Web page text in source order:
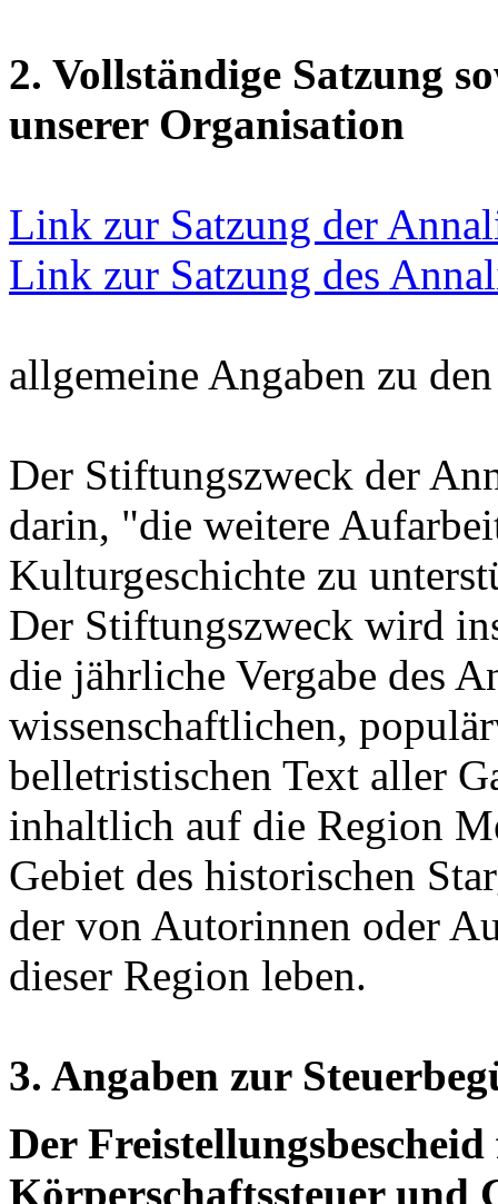
2. Vollständige Satzung
unserer Organisation
Link zur Satzung der
Link zur Satzung des
allgemeine Angaben zu
Der Stiftungszweck der
darin, "die weitere
Kulturgeschichte zu
Der Stiftungszweck wird
die jährliche Vergabe des
wissenschaftlichen,
belletristischen Text aller
inhaltlich auf die Region
Gebiet des historischen
der von Autorinnen oder
dieser Region leben.
3. Angaben zur
Der
Körperschaftssteuer und